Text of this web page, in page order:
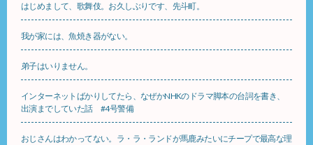
はじめまして、歌舞伎。お久しぶりです、先斗町。
我が家には、魚焼き器がない。
弟子はいりません。
インターネットばかりしてたら、なぜかNHKのドラマ脚本の台詞を書き、
出演までしていた話 #4号警備
おじさんはわかってない。ラ・ラ・ランドが馬鹿みたいにチープで最高な理